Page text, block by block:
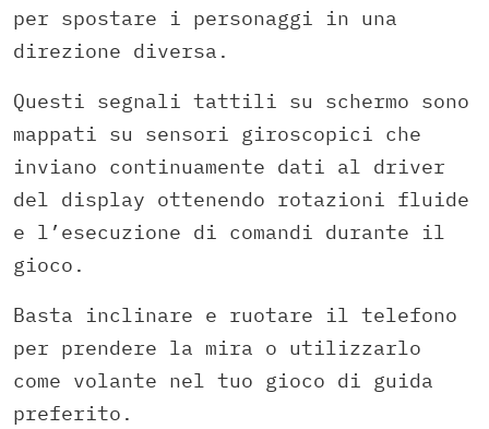
per spostare i personaggi in una
direzione diversa.
Questi segnali tattili su schermo sono
mappati su sensori giroscopici che
inviano continuamente dati al driver
del display ottenendo rotazioni fluide
e l’esecuzione di comandi durante il
gioco.
Basta inclinare e ruotare il telefono
per prendere la mira o utilizzarlo
come volante nel tuo gioco di guida
preferito.